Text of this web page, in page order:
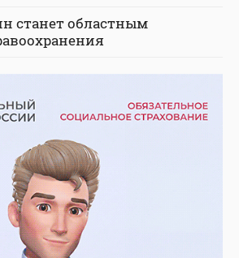
станет областным